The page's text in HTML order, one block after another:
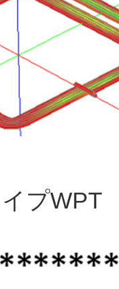
プWPT